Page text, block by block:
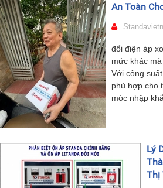
An Toàn
đổi điện áp
mức khác
Với công
phù hợp cho
móc nhập
Lý
Thị